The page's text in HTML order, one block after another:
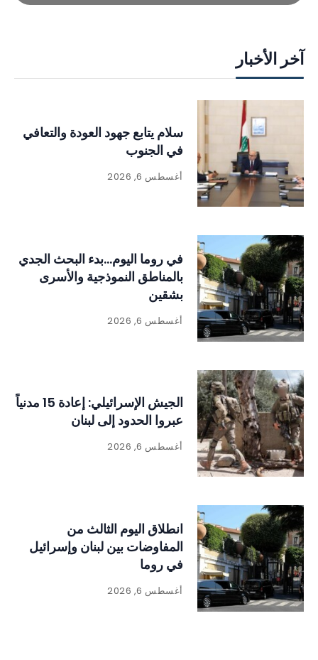
آخر الأخبار
سلام يتابع جهود العودة والتعافي
في الجنوب
أغسطس 6, 2026
في روما اليوم…بدء البحث الجدي
بالمناطق النموذجية والأسرى
بشقين
أغسطس 6, 2026
الجيش الإسرائيلي: إعادة 15 مدنياً
عبروا الحدود إلى لبنان
أغسطس 6, 2026
انطلاق اليوم الثالث من
المفاوضات بين لبنان وإسرائيل
في روما
أغسطس 6, 2026